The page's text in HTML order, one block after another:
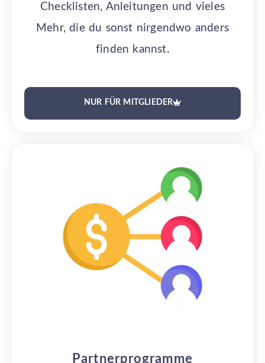
Checklisten, Anleitungen und vieles
Mehr, die du sonst nirgendwo anders
finden kannst.
NUR FÜR MITGLIEDER
Partnerprogramme